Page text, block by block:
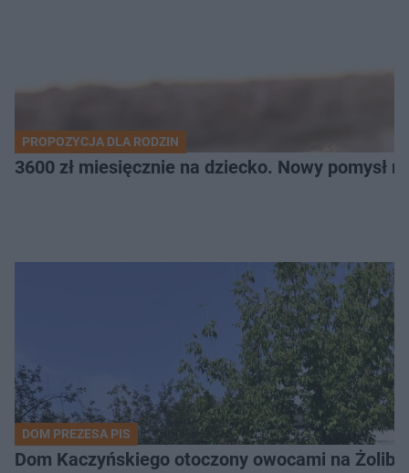
PROPOZYCJA DLA RODZIN
3600 zł miesięcznie na dziecko. Nowy pomysł
DOM PREZESA PIS
Dom Kaczyńskiego otoczony owocami na